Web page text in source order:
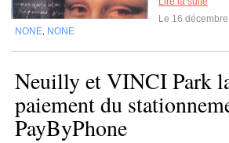
Le 16
NONE NONE
Neuilly et VINCI Park
paiement du
PayByPhone